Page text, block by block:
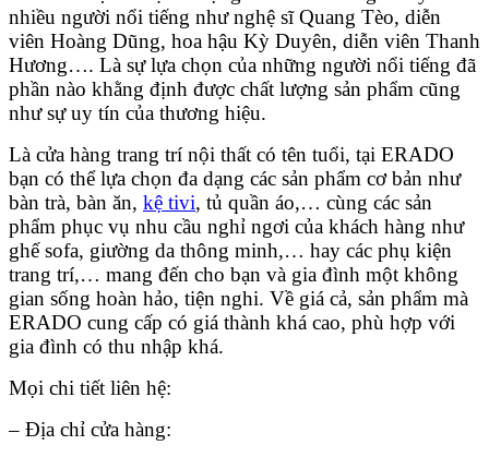
nhiều người nổi tiếng như nghệ sĩ Quang Tèo, diễn
viên Hoàng Dũng, hoa hậu Kỳ Duyên, diễn viên Thanh
Hương…. Là sự lựa chọn của những người nổi tiếng đã
phần nào khằng định được chất lượng sản phẩm cũng
như sự uy tín của thương hiệu.
Là cửa hàng trang trí nội thất có tên tuổi, tại ERADO
bạn có thể lựa chọn đa dạng các sản phẩm cơ bản như
bàn trà, bàn ăn, kệ tivi, tủ quần áo,… cùng các sản
phẩm phục vụ nhu cầu nghỉ ngơi của khách hàng như
ghế sofa, giường da thông minh,… hay các phụ kiện
trang trí,… mang đến cho bạn và gia đình một không
gian sống hoàn hảo, tiện nghi. Về giá cả, sản phẩm mà
ERADO cung cấp có giá thành khá cao, phù hợp với
gia đình có thu nhập khá.
Mọi chi tiết liên hệ:
– Địa chỉ cửa hàng: